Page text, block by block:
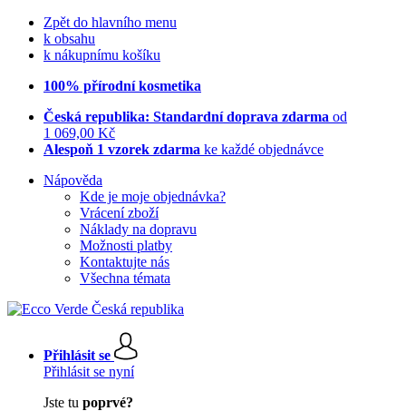
Zpět do hlavního menu
k obsahu
k nákupnímu košíku
100% přírodní kosmetika
Česká republika: Standardní doprava zdarma od
1 069,00 Kč
Alespoň 1 vzorek zdarma ke každé objednávce
Nápověda
Kde je moje objednávka?
Vrácení zboží
Náklady na dopravu
Možnosti platby
Kontaktujte nás
Všechna témata
Přihlásit se
Přihlásit se nyní
Jste tu poprvé?